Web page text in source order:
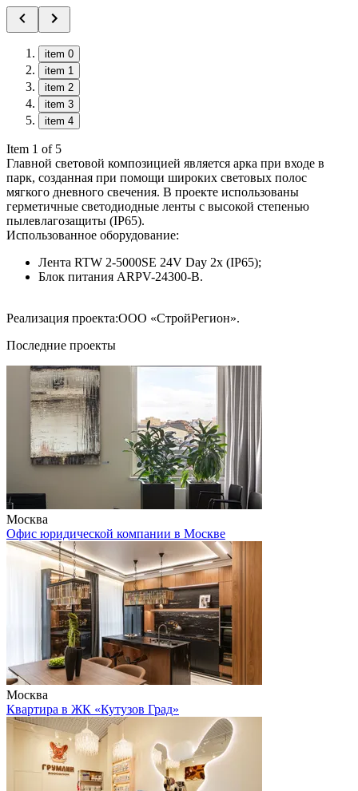
item 0
item 1
item 2
item 3
item 4
Item 1 of 5
Главной световой композицией является арка при входе в
парк, созданная при помощи широких световых полос
мягкого дневного свечения. В проекте использованы
герметичные светодиодные ленты с высокой степенью
пылевлагозащиты (IP65).
Использованное оборудование:
Лента RTW 2-5000SE 24V Day 2x (IP65);
Блок питания ARPV-24300-B.
Реализация проекта:ООО «СтройРегион».
Последние проекты
Москва
Офис юридической компании в Москве
Москва
Квартира в ЖК «Кутузов Град»